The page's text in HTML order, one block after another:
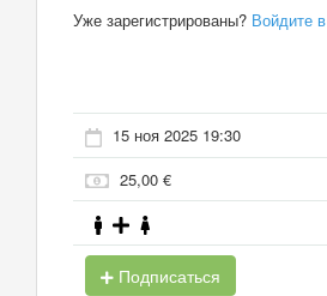
Уже зарегистрированы? Войдите
15 ноя 2025 19:30
25,00 €
Подписаться